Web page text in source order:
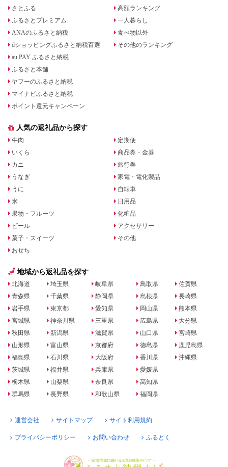
さとふる
ふるさとプレミアム
ANAのふるさと納税
dショッピングふるさと納税百選
au PAY ふるさと納税
ふるさと本舗
ヤフーのふるさと納税
マイナビふるさと納税
ポイント還元キャンペーン
高額ランキング
一人暮らし
食べ物以外
その他のランキング
人気の返礼品から探す
牛肉
いくら
カニ
うなぎ
うに
米
果物・フルーツ
ビール
菓子・スイーツ
おせち
定期便
商品券・金券
旅行券
家電・電化製品
自転車
日用品
化粧品
アクセサリー
その他
地域から返礼品を探す
北海道
青森県
岩手県
宮城県
秋田県
山形県
福島県
茨城県
栃木県
群馬県
埼玉県
千葉県
東京都
神奈川県
新潟県
富山県
石川県
福井県
山梨県
長野県
岐阜県
静岡県
愛知県
三重県
滋賀県
京都府
大阪府
兵庫県
奈良県
和歌山県
鳥取県
島根県
岡山県
広島県
山口県
徳島県
香川県
愛媛県
高知県
福岡県
佐賀県
長崎県
熊本県
大分県
宮崎県
鹿児島県
沖縄県
運営会社 サイトマップ サイト利用規約
プライバシーポリシー お問い合わせ ふるとく